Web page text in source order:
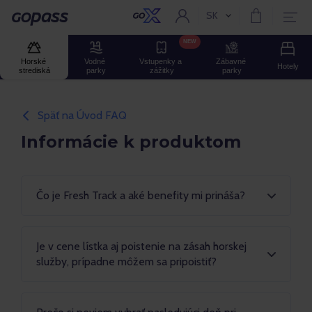
Gopass Aktuální jazyk:
SK
Horské
strediská
Vodné
parky
Vstupenky a
zážitky
NEW
Zábavné
parky
Hotely
Späť na Úvod FAQ
Informácie k produktom
Čo je Fresh Track a aké benefity mi prináša?
Je v cene lístka aj poistenie na zásah horskej
služby, prípadne môžem sa pripoistiť?